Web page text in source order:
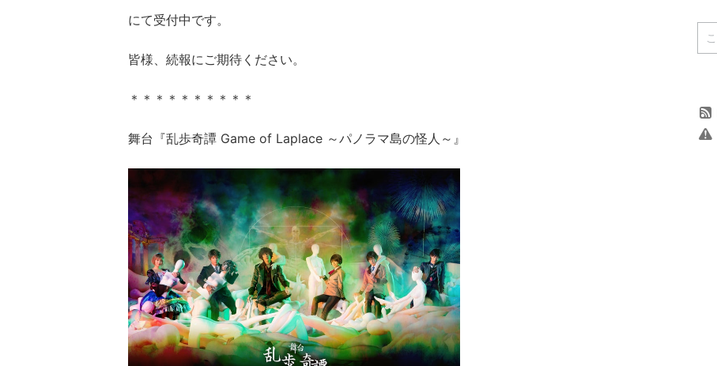
にて受付中です。
皆様、続報にご期待ください。
＊＊＊＊＊＊＊＊＊＊
舞台『乱歩奇譚 Game of Laplace ～パノラマ島の怪人～』